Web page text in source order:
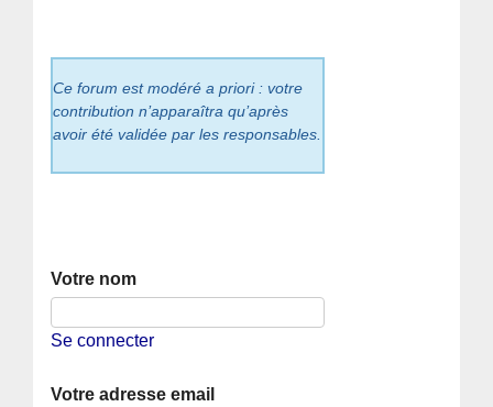
Ce forum est modéré a priori : votre
contribution n’apparaîtra qu’après
avoir été validée par les responsables.
Votre nom
Se connecter
Votre adresse email